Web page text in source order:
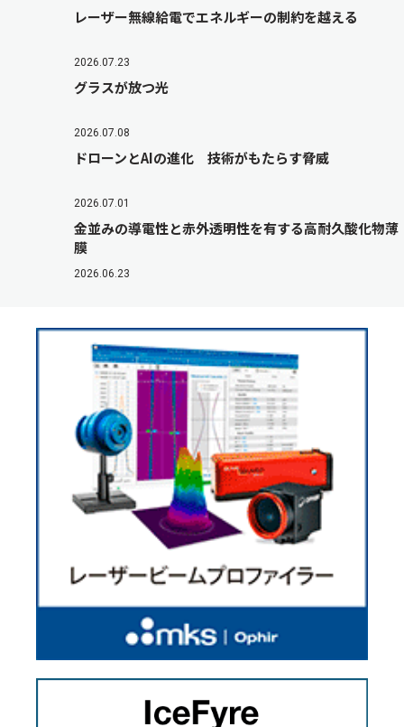
レーザー無線給電でエネルギーの制約を越える
2026.07.23
グラスが放つ光
2026.07.08
ドローンとAIの進化 技術がもたらす脅威
2026.07.01
金並みの導電性と赤外透明性を有する高耐久酸化物薄
膜
2026.06.23